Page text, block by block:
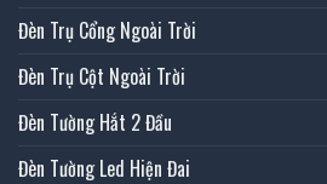
Đèn Trụ Cổng Ngoài Trời
Đèn Trụ Cột Ngoài Trời
Đèn Tường Hắt 2 Đầu
Đèn Tường Led Hiện Đai